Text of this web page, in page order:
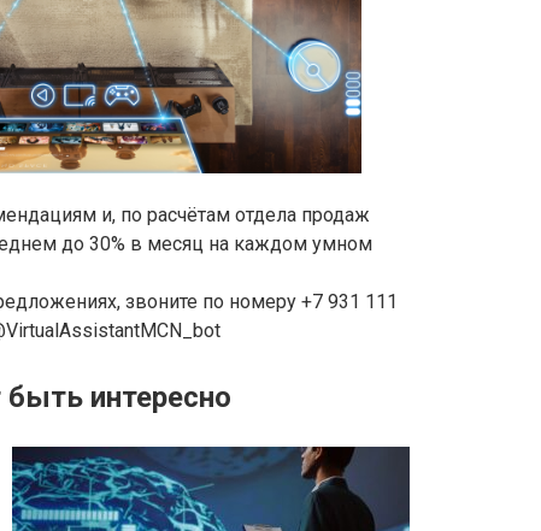
и, по расчётам отдела продаж
до 30% в месяц на каждом умном
звоните по номеру +7 931 111
интересно